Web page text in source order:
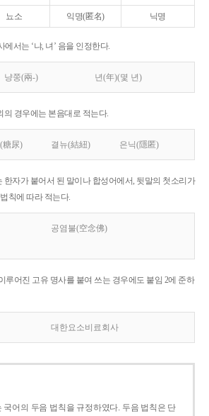
뇨소 익명(匿名) 닉명
서는 ‘냐, 녀’ 음을 인정한다.
냥쭝(兩-) 년(年)(몇 년)
의 경우에는 본음대로 적는다.
糖尿) 결뉴(結紐) 은닉(隱匿)
한자가 붙어서 된 말이나 합성어에서, 뒷말의 첫소리가
칙에 따라 적는다.
공염불(空念佛)
루어진 고유 명사를 붙여 쓰는 경우에도 붙임 2에 준하
대한요소비료회사
어의 두음 법칙을 규정하였다. 두음 법칙은 단